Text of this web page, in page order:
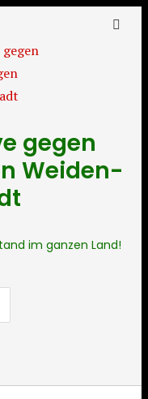
gegen
Weiden-
im ganzen Land!